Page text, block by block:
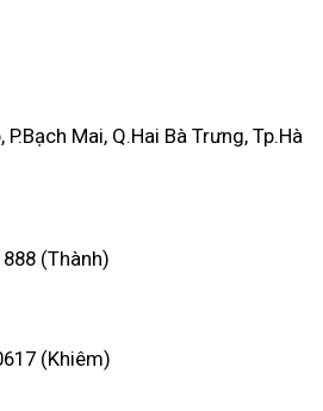
Mai, Q.Hai Bà Trưng, Tp.Hà
(Thành)
(Khiêm)